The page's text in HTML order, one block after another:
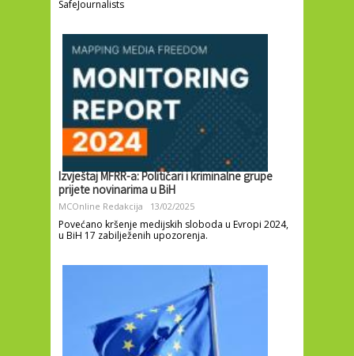
SafeJournalists
Izvještaj MFRR-a: Političari i kriminalne grupe
prijete novinarima u BiH
MCOnline Redakcija 13/02/2025
Povećano kršenje medijskih sloboda u Evropi 2024,
u BiH 17 zabilježenih upozorenja.